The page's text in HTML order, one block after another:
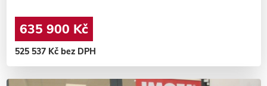
635 900 Kč
525 537 Kč bez DPH